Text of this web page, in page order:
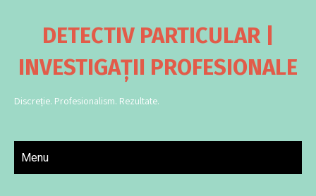
DETECTIV PARTICULAR |
INVESTIGAȚII PROFESIONALE
Discreție. Profesionalism. Rezultate.
Menu